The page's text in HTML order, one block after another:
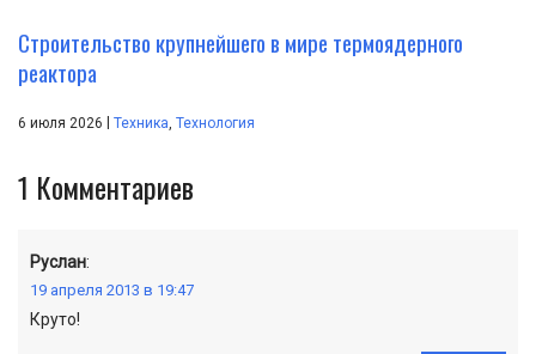
Строительство крупнейшего в мире термоядерного
реактора
6 июля 2026 Техника, Технология
1 Комментариев
Руслан:
19 апреля 2013 в 19:47
Круто!